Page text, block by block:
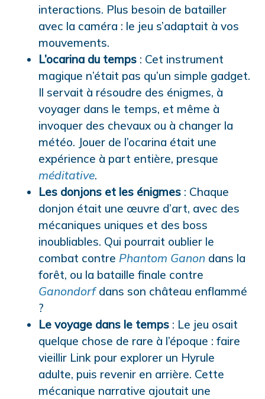
interactions. Plus besoin de batailler
avec la caméra : le jeu s’adaptait à vos
mouvements.
L’ocarina du temps : Cet instrument
magique n’était pas qu’un simple gadget.
Il servait à résoudre des énigmes, à
voyager dans le temps, et même à
invoquer des chevaux ou à changer la
météo. Jouer de l’ocarina était une
expérience à part entière, presque
méditative.
Les donjons et les énigmes : Chaque
donjon était une œuvre d’art, avec des
mécaniques uniques et des boss
inoubliables. Qui pourrait oublier le
combat contre Phantom Ganon dans la
forêt, ou la bataille finale contre
Ganondorfdans son château enflammé
?
Le voyage dans le temps : Le jeu osait
quelque chose de rare à l’époque : faire
vieillir Link pour explorer un Hyrule
adulte, puis revenir en arrière. Cette
mécanique narrative ajoutait une